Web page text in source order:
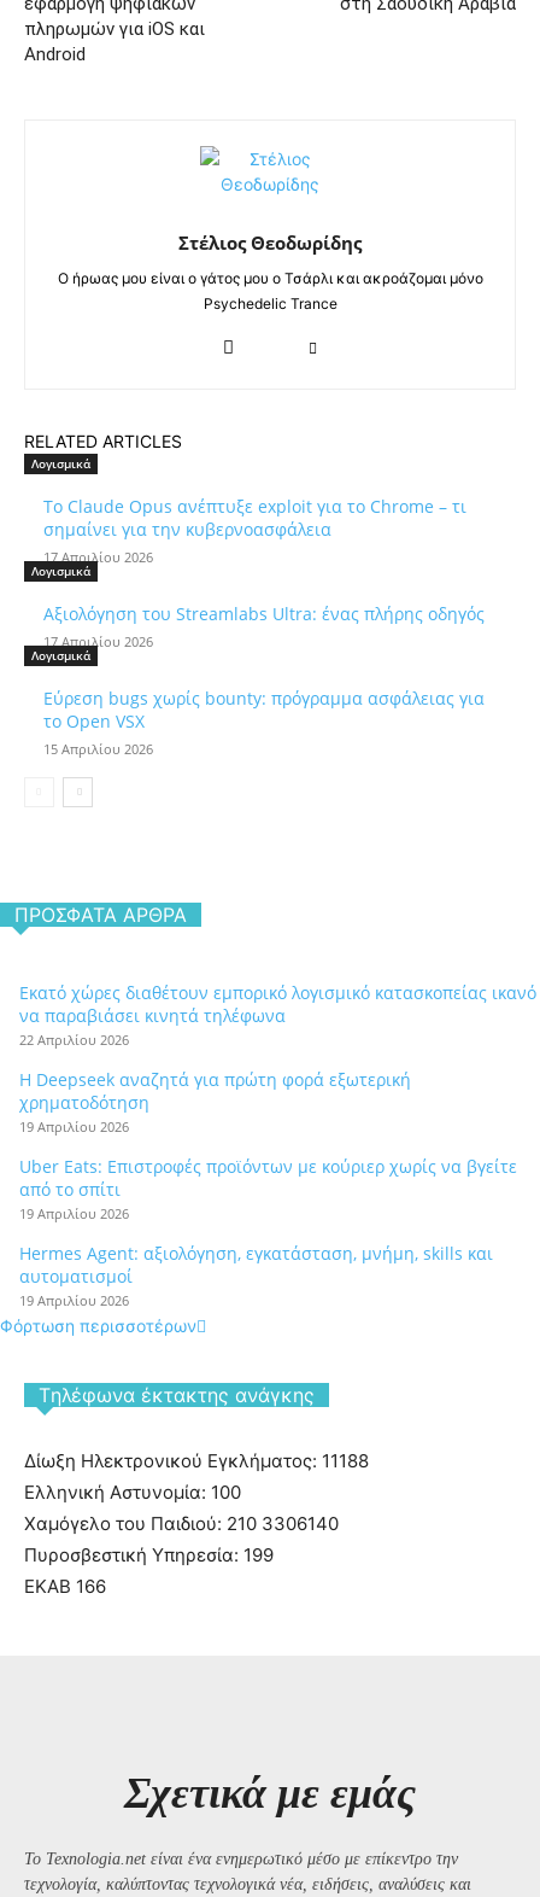
πληρωμών για iOS και
Android
Στέλιος Θεοδωρίδης
Ο ήρωας μου είναι ο γάτος μου ο Τσάρλι και ακροάζομαι μόνο
Psychedelic Trance
RELATED ARTICLES
Λογισμικά
Το Claude Opus ανέπτυξε exploit για το Chrome – τι
σημαίνει για την κυβερνοασφάλεια
17 Απριλίου 2026
Λογισμικά
Αξιολόγηση του Streamlabs Ultra: ένας πλήρης οδηγός
17 Απριλίου 2026
Λογισμικά
Εύρεση bugs χωρίς bounty: πρόγραμμα ασφάλειας για
το Open VSX
15 Απριλίου 2026
ΠΡΌΣΦΑΤΑ ΆΡΘΡΑ
Εκατό χώρες διαθέτουν εμπορικό λογισμικό κατασκοπείας ικανό
να παραβιάσει κινητά τηλέφωνα
22 Απριλίου 2026
Η Deepseek αναζητά για πρώτη φορά εξωτερική
χρηματοδότηση
19 Απριλίου 2026
Uber Eats: Επιστροφές προϊόντων με κούριερ χωρίς να βγείτε
από το σπίτι
19 Απριλίου 2026
Hermes Agent: αξιολόγηση, εγκατάσταση, μνήμη, skills και
αυτοματισμοί
19 Απριλίου 2026
Φόρτωση περισσοτέρων
Tηλέφωνα έκτακτης ανάγκης
Δίωξη Ηλεκτρονικού Εγκλήματος: 11188
Ελληνική Αστυνομία: 100
Χαμόγελο του Παιδιού: 210 3306140
Πυροσβεστική Υπηρεσία: 199
ΕΚΑΒ 166
Σχετικά με εμάς
Το Texnologia.net είναι ένα ενημερωτικό μέσο με επίκεντρο την
τεχνολογία, καλύπτοντας τεχνολογικά νέα, ειδήσεις, αναλύσεις και